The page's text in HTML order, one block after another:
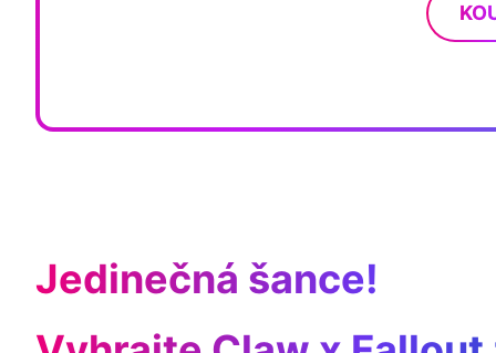
Jedinečná šance!